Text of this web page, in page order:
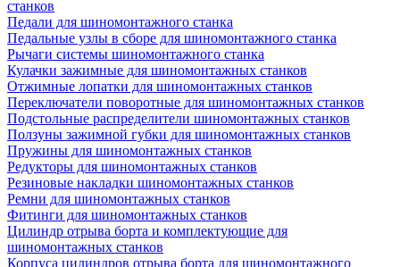
станков
Педали для шиномонтажного станка
Педальные узлы в сборе для шиномонтажного станка
Рычаги системы шиномонтажного станка
Кулачки зажимные для шиномонтажных станков
Отжимные лопатки для шиномонтажных станков
Переключатели поворотные для шиномонтажных станков
Подстольные распределители шиномонтажных станков
Ползуны зажимной губки для шиномонтажных станков
Пружины для шиномонтажных станков
Редукторы для шиномонтажных станков
Резиновые накладки шиномонтажных станков
Ремни для шиномонтажных станков
Фитинги для шиномонтажных станков
Цилиндр отрыва борта и комплектующие для
шиномонтажных станков
Корпуса цилиндров отрыва борта для шиномонтажного